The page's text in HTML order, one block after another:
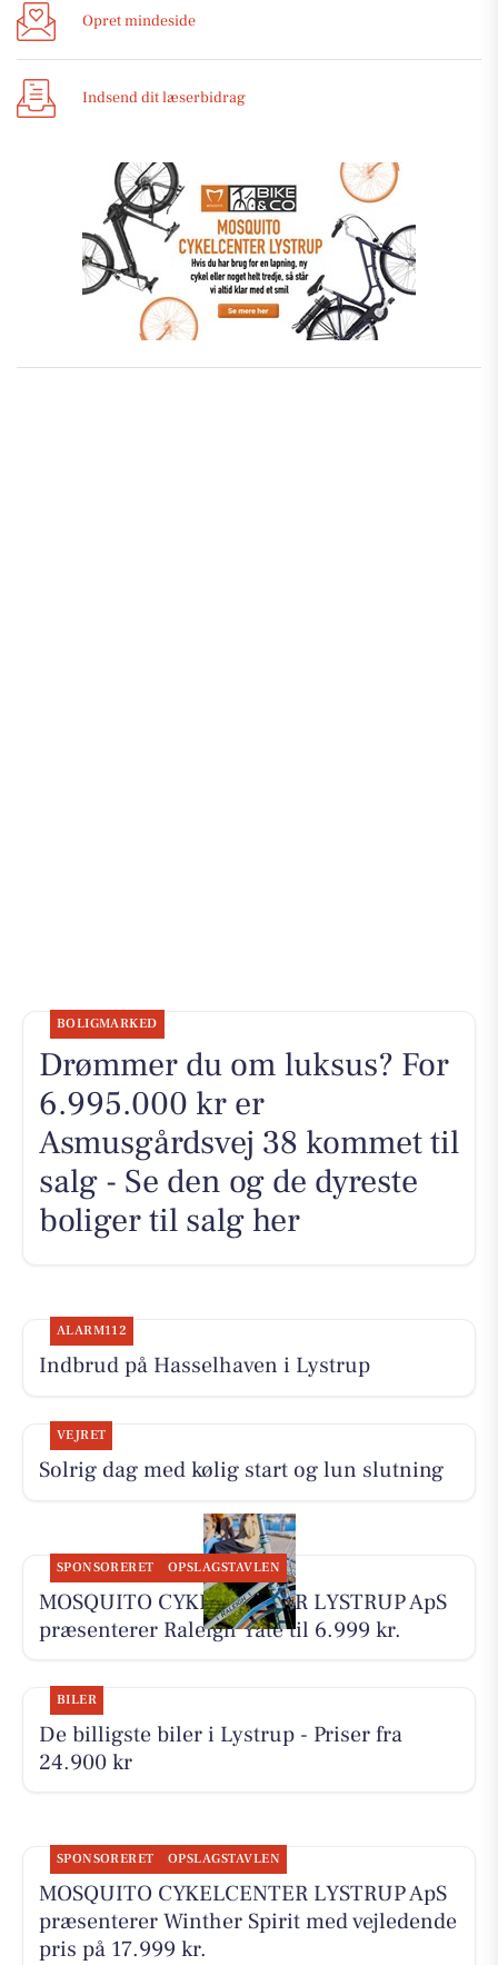
Opret mindeside
Indsend dit læserbidrag
BOLIGMARKED
Drømmer du om luksus? For
6.995.000 kr er
Asmusgårdsvej 38 kommet til
salg - Se den og de dyreste
boliger til salg her
ALARM112
Indbrud på Hasselhaven i Lystrup
VEJRET
Solrig dag med kølig start og lun slutning
SPONSORERET OPSLAGSTAVLEN
MOSQUITO CYKELCENTER LYSTRUP ApS
præsenterer Raleigh Yate til 6.999 kr.
BILER
De billigste biler i Lystrup - Priser fra
24.900 kr
SPONSORERET OPSLAGSTAVLEN
MOSQUITO CYKELCENTER LYSTRUP ApS
præsenterer Winther Spirit med vejledende
pris på 17.999 kr.